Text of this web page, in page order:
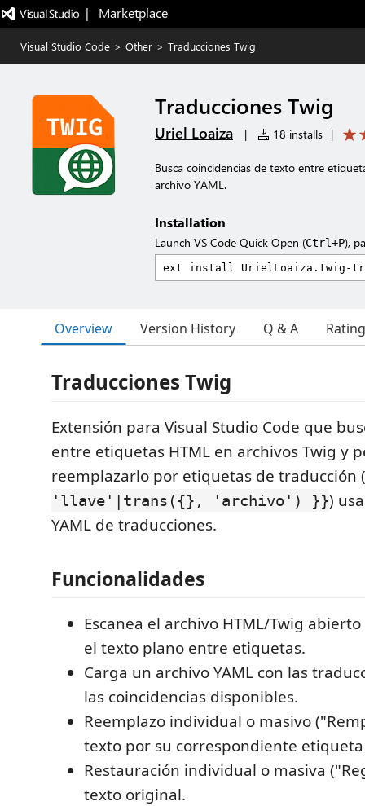
|   Marketplace
Visual Studio Code > Other > Traducciones Twig
Traducciones Twig
Uriel Loaiza | 18 installs |
Busca coincidencias de texto entre
archivo YAML.
Installation
Launch VS Code Quick Open (Ctrl+P),
Overview Version History Q & A
Traducciones Twig
Extensión para Visual Studio Code que
entre etiquetas HTML en archivos Twig y
reemplazarlo por etiquetas de traducción (
'llave'|trans({}, 'archivo') }})
YAML de traducciones.
Funcionalidades
Escanea el archivo HTML/Twig
el texto plano entre etiquetas.
Carga un archivo YAML con las
las coincidencias disponibles.
Reemplazo individual o masivo
texto por su correspondiente
Restauración individual o masiva
texto original.